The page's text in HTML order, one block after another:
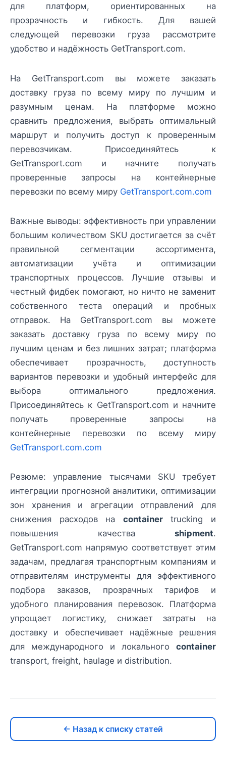
для платформ, ориентированных на
прозрачность и гибкость. Для вашей
следующей перевозки груза рассмотрите
удобство и надёжность GetTransport.com.
На GetTransport.com вы можете заказать
доставку груза по всему миру по лучшим и
разумным ценам. На платформе можно
сравнить предложения, выбрать оптимальный
маршрут и получить доступ к проверенным
перевозчикам. Присоединяйтесь к
GetTransport.com и начните получать
проверенные запросы на контейнерные
перевозки по всему миру GetTransport.com.com
Важные выводы: эффективность при управлении
большим количеством SKU достигается за счёт
правильной сегментации ассортимента,
автоматизации учёта и оптимизации
транспортных процессов. Лучшие отзывы и
честный фидбек помогают, но ничто не заменит
собственного теста операций и пробных
отправок. На GetTransport.com вы можете
заказать доставку груза по всему миру по
лучшим ценам и без лишних затрат; платформа
обеспечивает прозрачность, доступность
вариантов перевозки и удобный интерфейс для
выбора оптимального предложения.
Присоединяйтесь к GetTransport.com и начните
получать проверенные запросы на
контейнерные перевозки по всему миру
GetTransport.com.com
Резюме: управление тысячами SKU требует
интеграции прогнозной аналитики, оптимизации
зон хранения и агрегации отправлений для
снижения расходов на containertrucking и
повышения качества shipment.
GetTransport.com напрямую соответствует этим
задачам, предлагая транспортным компаниям и
отправителям инструменты для эффективного
подбора заказов, прозрачных тарифов и
удобного планирования перевозок. Платформа
упрощает логистику, снижает затраты на
доставку и обеспечивает надёжные решения
для международного и локального container
transport, freight, haulage и distribution.
← Назад к списку статей